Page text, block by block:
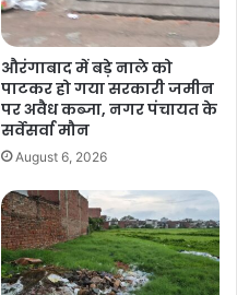
औरंगाबाद में बड़े नाले को
पाटकर हो गया सरकारी जमीन
पर अवैध कब्जा, नगर पंचायत के
सर्वेसर्वा मौन
August 6, 2026